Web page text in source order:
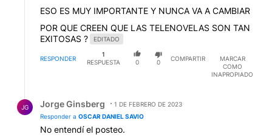
ESO ES MUY IMPORTANTE Y NUNCA VA A CAMBIAR
POR QUE CREEN QUE LAS TELENOVELAS SON TAN
EXITOSAS ?
EDITADO
RESPONDER
1
RESPUESTA
0 0
COMPARTIR
MARCAR
COMO
INAPROPIADO
JG Jorge Ginsberg
1 DE FEBRERO DE 2023
Responder a
OSCAR DANIEL SAVIO
No entendí el posteo.